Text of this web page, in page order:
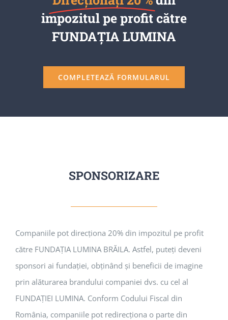
impozitul pe profit către
FUNDAȚIA LUMINA
COMPLETEAZĂ FORMULARUL
SPONSORIZARE
Companiile pot direcționa 20% din impozitul pe profit
către FUNDAȚIA LUMINA BRĂILA. Astfel, puteți deveni
sponsori ai fundației, obținând și beneficii de imagine
prin alăturarea brandului companiei dvs. cu cel al
FUNDAȚIEI LUMINA. Conform Codului Fiscal din
România, companiile pot redirecționa o parte din